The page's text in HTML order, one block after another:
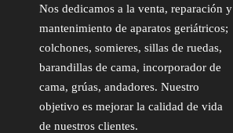
Nos dedicamos a la venta, reparación y
mantenimiento de aparatos geriátricos;
colchones, somieres, sillas de ruedas,
barandillas de cama, incorporador de
cama, grúas, andadores. Nuestro
objetivo es mejorar la calidad de vida
de nuestros clientes.